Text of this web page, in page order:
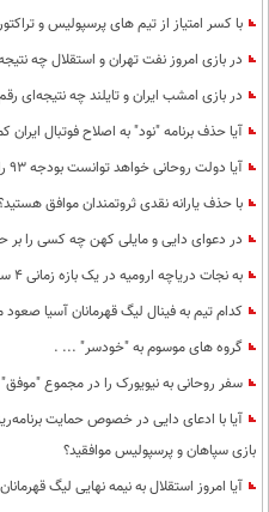
با کسر امتیاز از تیم های پرسپولیس و
در بازی امروز نفت تهران و استقلال چه
در بازی امشب ایران و تایلند چه نتیجه‌ای
آیا حذف برنامه "نود" به اصلاح فوتبال
آیا دولت روحانی خواهد توانست بودجه 93 را در موعد مقرر تقدیم مجلس کند؟
با حذف یارانه نقدی ثروتمندان موافق
در دعوای دایی و مایلی کهن چه کسی را بر
به نجات دریاچه ارومیه در یک بازه زمانی 4 ساله امیدوار هستید؟
کدام تیم به فینال لیگ قهرمانان آسیا
گروه های موسوم به "خودسر" ... .
سفر روحانی به نیویورک را در مجموع "موفق"
آیا با ادعای دایی در خصوص حمایت
بازی سپاهان و پرسپولیس موافقید؟
آیا امروز استقلال به نیمه نهایی لیگ